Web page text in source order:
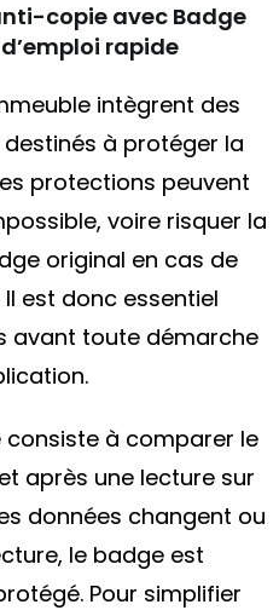
copie avec Badge
rapide
intègrent des
à protéger la
protections peuvent
voire risquer la
original en cas de
est donc essentiel
avant toute démarche
à comparer le
après une lecture sur
données changent ou
le badge est
Pour simplifier